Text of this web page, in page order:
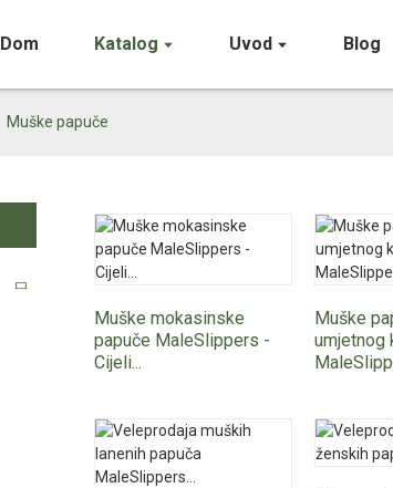
Dom Katalog Uvod Blog
Muške papuče
Muške mokasinske
papuče MaleSlippers -
Cijeli...
Muške
umjetnog